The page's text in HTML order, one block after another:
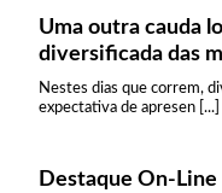
Uma outra cauda
diversificada das
Nestes dias que correm,
expectativa de apresen [...]
Destaque On-Line